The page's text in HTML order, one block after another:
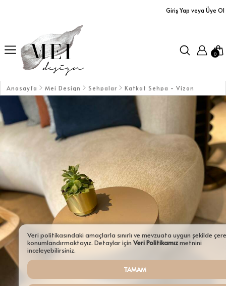
Giriş Yap veya Üye Ol
Orta Sehpalar
Büfe / Dolap
Dresuarlar / TV Üniteleri
Servis Arabaları
Masalar
Koltuklar / Puf&Bank
Duvar Aksesuarları/Aynalar
Aydınlatmalar
Tepsiler
0
Anasayfa Mei Design Sehpalar Katkat Sehpa - Vizon
Veri politikasındaki amaçlarla sınırlı ve mevzuata uygun şekilde
konumlandırmaktayız. Detaylar içinVeri Politikamızmetnini
inceleyebilirsiniz.
TAMAM